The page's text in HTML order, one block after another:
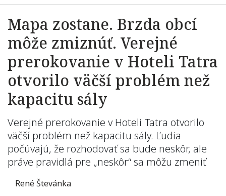
Mapa zostane. Brzda obcí
môže zmiznúť. Verejné
prerokovanie v Hoteli Tatra
otvorilo väčší problém než
kapacitu sály
Verejné prerokovanie v Hoteli Tatra otvorilo
väčší problém než kapacitu sály. Ľudia
počúvajú, že rozhodovať sa bude neskôr, ale
práve pravidlá pre „neskôr“ sa môžu zmeniť
René Števánka